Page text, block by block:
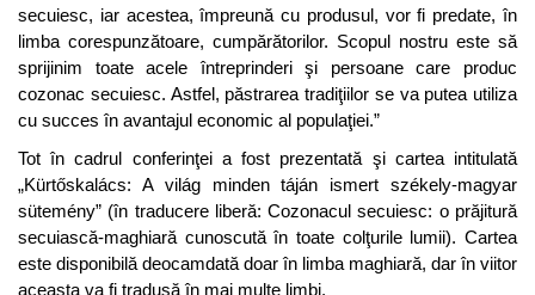
secuiesc, iar acestea, împreună cu produsul, vor fi predate, în
limba corespunzătoare, cumpărătorilor. Scopul nostru este să
sprijinim toate acele întreprinderi şi persoane care produc
cozonac secuiesc. Astfel, păstrarea tradiţiilor se va putea utiliza
cu succes în avantajul economic al populaţiei.”
Tot în cadrul conferinţei a fost prezentată şi cartea intitulată
„Kürtőskalács: A világ minden táján ismert székely-magyar
sütemény” (în traducere liberă: Cozonacul secuiesc: o prăjitură
secuiască-maghiară cunoscută în toate colţurile lumii). Cartea
este disponibilă deocamdată doar în limba maghiară, dar în viitor
aceasta va fi tradusă în mai multe limbi.